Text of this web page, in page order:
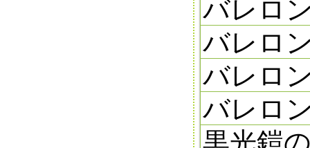
バレロ
バレロ
バレロ
バレロ